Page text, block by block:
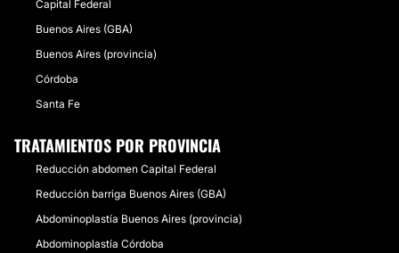
Capital Federal
Buenos Aires (GBA)
Buenos Aires (provincia)
Córdoba
Santa Fe
TRATAMIENTOS POR PROVINCIA
Reducción abdomen Capital Federal
Reducción barriga Buenos Aires (GBA)
Abdominoplastía Buenos Aires (provincia)
Abdominoplastía Córdoba